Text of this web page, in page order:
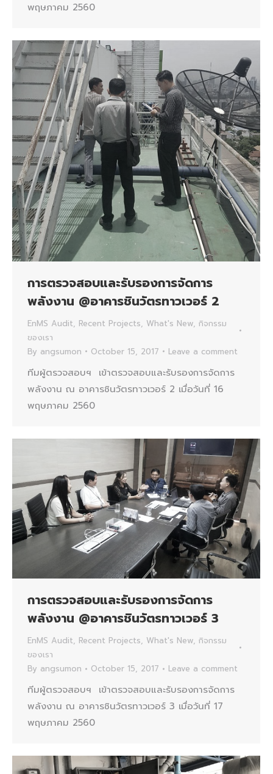
พฤษภาคม 2560
การตรวจสอบและรับรองการจัดการ
พลังงาน @อาคารชินวัตรทาวเวอร์ 2
EnMS Audit, Recent Projects, What's New, กิจกรรม
ของเรา
By angsumon October 15, 2017 Leave a comment
ทีมผู้ตรวจสอบฯ เข้าตรวจสอบและรับรองการจัดการ
พลังงาน ณ อาคารชินวัตรทาวเวอร์ 2 เมื่อวันที่ 16
พฤษภาคม 2560
การตรวจสอบและรับรองการจัดการ
พลังงาน @อาคารชินวัตรทาวเวอร์ 3
EnMS Audit, Recent Projects, What's New, กิจกรรม
ของเรา
By angsumon October 15, 2017 Leave a comment
ทีมผู้ตรวจสอบฯ เข้าตรวจสอบและรับรองการจัดการ
พลังงาน ณ อาคารชินวัตรทาวเวอร์ 3 เมื่อวันที่ 17
พฤษภาคม 2560